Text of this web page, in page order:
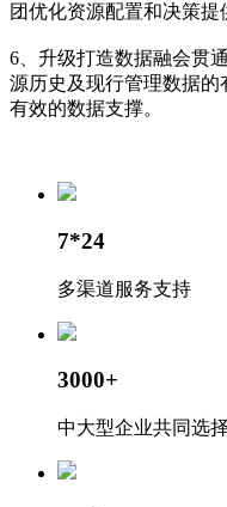
团优化资源配置和决策提
6、升级打造数据融会贯
源历史及现行管理数据
有效的数据支撑。
7*24
多渠道服务支持
3000+
中大型企业共同选择